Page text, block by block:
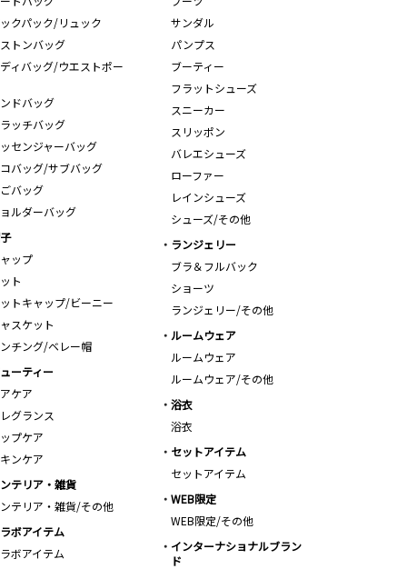
クパック/リュック
トンバッグ
ィバッグ/ウエストポー
ドバッグ
ッチバッグ
センジャーバッグ
バッグ/サブバッグ
バッグ
ルダーバッグ
サンダル
パンプス
ブーティー
フラットシューズ
スニーカー
スリッポン
バレエシューズ
ローファー
レインシューズ
シューズ/その他
ップ
ト
トキャップ/ビーニー
スケット
チング/ベレー帽
ランジェリー
ブラ＆フルバック
ショーツ
ランジェリー/その他
ルームウェア
ルームウェア
ルームウェア/その他
ーティー
ケア
グランス
プケア
ンケア
浴衣
浴衣
セットアイテム
セットアイテム
テリア・雑貨
テリア・雑貨/その他
WEB限定
WEB限定/その他
ボアイテム
ボアイテム
インターナショナルブラン
ド